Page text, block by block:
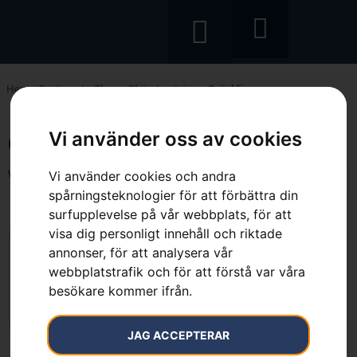
Vi använder oss av cookies
Vi använder cookies och andra
spårningsteknologier för att förbättra din
surfupplevelse på vår webbplats, för att
visa dig personligt innehåll och riktade
annonser, för att analysera vår
webbplatstrafik och för att förstå var våra
besökare kommer ifrån.
JAG ACCEPTERAR
Hem»Sortiment»Skog»Skärutrustning»Gräsklingor
Gräsklingor
Visar alla 11 resultat
Gräsklinga 3-tandad
kr
Gräsklinga 3-tandad
369 kr